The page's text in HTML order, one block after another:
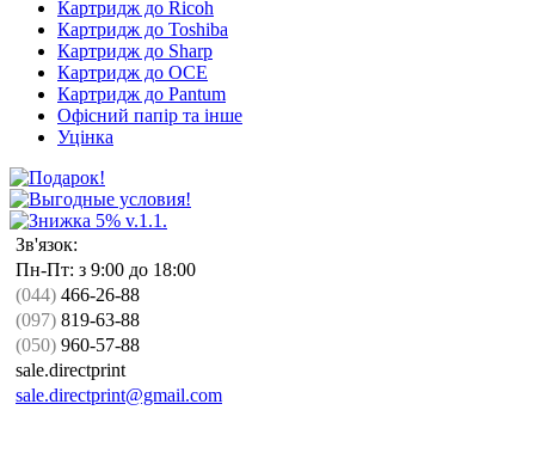
Картридж до Ricoh
Картридж до Toshiba
Картридж до Sharp
Картридж до OCE
Картридж до Pantum
Офісний папір та інше
Уцінка
Зв'язок:
Пн-Пт: з 9:00 до 18:00
(044) 466-26-88
(097) 819-63-88
(050) 960-57-88
sale.directprint
sale.directprint@gmail.com